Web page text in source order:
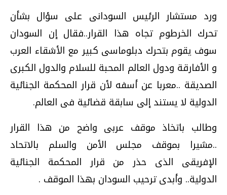
ورد مستشار الرئيس السودانى على سؤال بشأن
تحرك الخرطوم تجاه هذا القرار..فقال إن السودان
سوف يقوم بتحرك دبلوماسى كبير مع الأشقاء العرب
و الأفارقة ودول العالم المحبة للسلام والدول الكبرى
الصديقة ..معربا عن أسفه لأن قرار المحكمة الجنائية
الدولية لا يستند إلى سابقة قضائية فى العالم.
وطالب باتخاذ موقف عربى واضح من هذا القرار
..مشيرا بموقف مجلس الأمن والسلم بالاتحاد
الإفريقى الذى حذر من قرار المحكمة الجنائية
الدولية.. وأبدى ترحيب السودان بهذا الموقف .